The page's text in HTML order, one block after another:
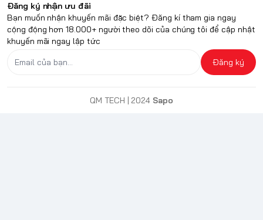
Đăng ký nhận ưu đãi
Bạn muốn nhận khuyến mãi đặc biệt? Đăng kí tham gia ngay
cộng động hơn 18.000+ người theo dõi của chúng tôi để cập nhật
khuyến mãi ngay lập tức
Đăng ký
QM TECH | 2024 Sapo